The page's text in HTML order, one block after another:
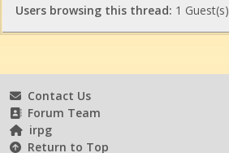
Users browsing this thread: 1 Guest(s)
Contact Us
Forum Team
irpg
Return to Top